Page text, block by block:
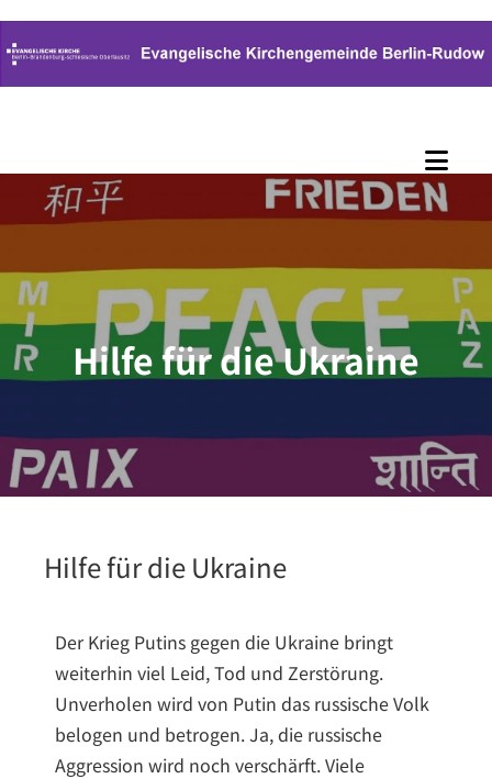
Zum Inhalt springen
Hilfe für die Ukraine
Hilfe für die Ukraine
Der Krieg Putins gegen die Ukraine bringt
weiterhin viel Leid, Tod und Zerstörung.
Unverholen wird von Putin das russische Volk
belogen und betrogen. Ja, die russische
Aggression wird noch verschärft. Viele